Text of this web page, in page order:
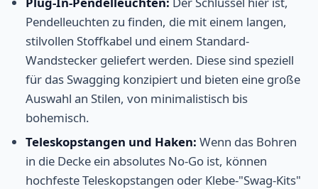
Pendelleuchten zu finden, die mit einem langen,
stilvollen Stoffkabel und einem Standard-
Wandstecker geliefert werden. Diese sind speziell
für das Swagging konzipiert und bieten eine große
Auswahl an Stilen, von minimalistisch bis
bohemisch.
Teleskopstangen und Haken: Wenn das Bohren
in die Decke ein absolutes No-Go ist, können
hochfeste Teleskopstangen oder Klebe-"Swag-Kits"